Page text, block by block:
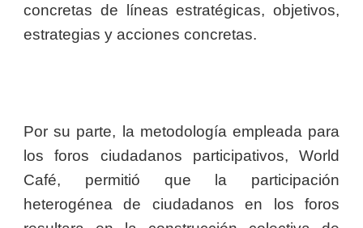
concretas de líneas estratégicas, objetivos,
estrategias y acciones concretas.
Por su parte, la metodología empleada para
los foros ciudadanos participativos, World
Café, permitió que la participación
heterogénea de ciudadanos en los foros